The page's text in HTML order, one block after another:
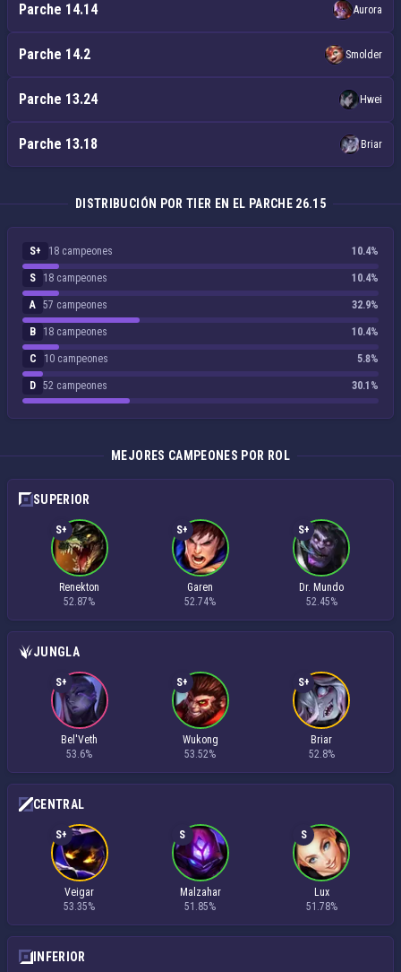
Parche 14.14 Aurora
Parche 14.2 Smolder
Parche 13.24 Hwei
Parche 13.18 Briar
DISTRIBUCIÓN POR TIER EN EL PARCHE 26.15
S+ 18 campeones 10.4%
S 18 campeones 10.4%
A 57 campeones 32.9%
B 18 campeones 10.4%
C 10 campeones 5.8%
D 52 campeones 30.1%
MEJORES CAMPEONES POR ROL
SUPERIOR
S+
Renekton
52.87%
S+
Garen
52.74%
S+
Dr. Mundo
52.45%
JUNGLA
S+
Bel'Veth
53.6%
S+
Wukong
53.52%
S+
Briar
52.8%
CENTRAL
S+
Veigar
53.35%
S
Malzahar
51.85%
S
Lux
51.78%
INFERIOR